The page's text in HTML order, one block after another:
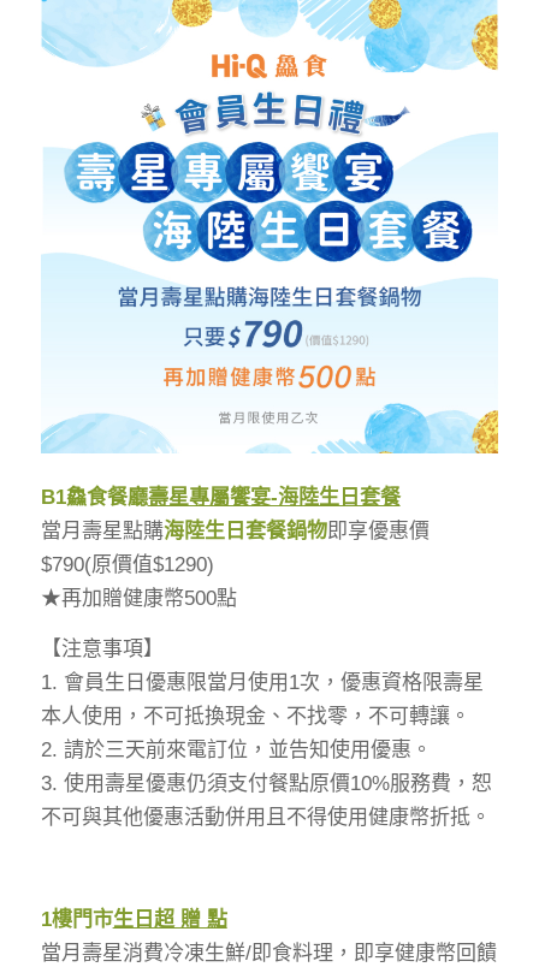
B1鱻食餐廳壽星專屬饗宴-海陸生日套餐
當月壽星點購海陸生日套餐鍋物即享優惠價
$790(原價值$1290)
★再加贈健康幣500點
【注意事項】
1. 會員生日優惠限當月使用1次，優惠資格限壽星
本人使用，不可抵換現金、不找零，不可轉讓。
2. 請於三天前來電訂位，並告知使用優惠。
3. 使用壽星優惠仍須支付餐點原價10%服務費，恕
不可與其他優惠活動併用且不得使用健康幣折抵。
1樓門市生日超 贈 點
當月壽星消費冷凍生鮮/即食料理，即享健康幣回饋